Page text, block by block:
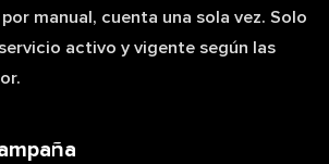
manual, cuenta una sola vez. Solo
activo y vigente según las